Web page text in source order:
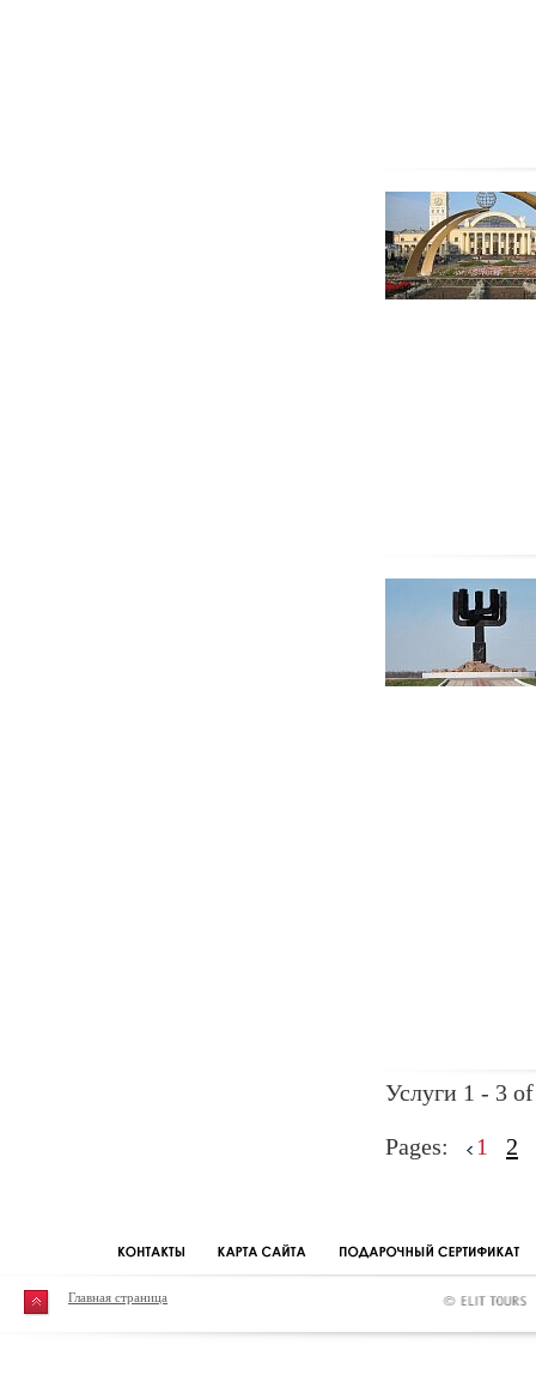
Услуги 1 - 3
Pages: 1 2
Главная страница